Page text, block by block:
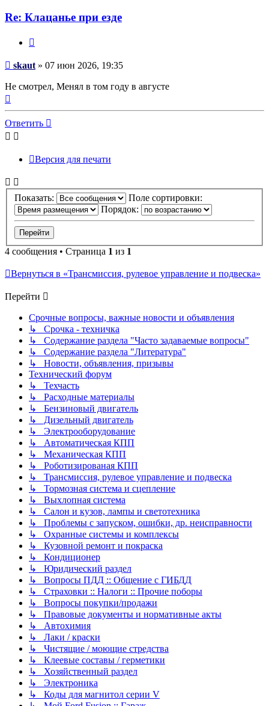
Re: Клацанье при езде
Сообщение
skaut » 07 июн 2026, 19:35
Не смотрел, Менял в том году в августе
началу
Ответить
Версия для печати
Показать:
Поле сортировки:
Порядок:
4 сообщения • Страница 1 из 1
Вернуться в «Трансмиссия, рулевое управление и подвеска»
Перейти
Срочные вопросы, важные новости и объявления
↳ Срочка - техничка
↳ Содержание раздела "Часто задаваемые вопросы"
↳ Содержание раздела "Литература"
↳ Новости, объявления, призывы
Технический форум
↳ Техчасть
↳ Расходные материалы
↳ Бензиновый двигатель
↳ Дизельный двигатель
↳ Электрооборудование
↳ Автоматическая КПП
↳ Механическая КПП
↳ Роботизированая КПП
↳ Трансмиссия, рулевое управление и подвеска
↳ Тормозная система и сцепление
↳ Выхлопная система
↳ Салон и кузов, лампы и светотехника
↳ Проблемы с запуском, ошибки, др. неисправности
↳ Охранные системы и комплексы
↳ Кузовной ремонт и покраска
↳ Кондиционер
↳ Юридический раздел
↳ Вопросы ПДД :: Общение с ГИБДД
↳ Страховки :: Налоги :: Прочие поборы
↳ Вопросы покупки/продажи
↳ Правовые документы и нормативные акты
↳ Автохимия
↳ Лаки / краски
↳ Чистящие / моющие стредства
↳ Клеевые составы / герметики
↳ Хозяйственный раздел
↳ Электроника
↳ Коды для магнитол серии V